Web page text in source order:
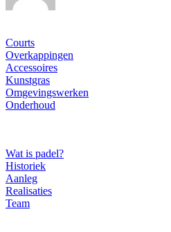
Courts
Overkappingen
Accessoires
Kunstgras
Omgevingswerken
Onderhoud
Wat is padel?
Historiek
Aanleg
Realisaties
Team